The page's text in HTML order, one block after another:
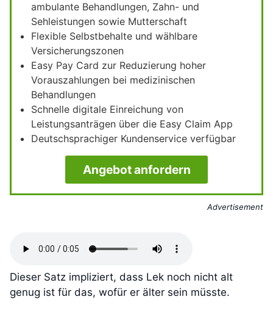
ambulante Behandlungen, Zahn- und
Sehleistungen sowie Mutterschaft
Flexible Selbstbehalte und wählbare
Versicherungszonen
Easy Pay Card zur Reduzierung hoher
Vorauszahlungen bei medizinischen
Behandlungen
Schnelle digitale Einreichung von
Leistungsanträgen über die Easy Claim App
Deutschsprachiger Kundenservice verfügbar
Angebot anfordern
Advertisement
Dieser Satz impliziert, dass Lek noch nicht alt
genug ist für das, wofür er älter sein müsste.